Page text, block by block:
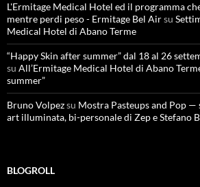
L'Ermitage Medical Hotel ed il programma
mentre perdi peso - Ermitage Bel Airsu
Medical Hotel di Abano Terme
“Happy Skin after summer” dal 18 al 26
su All’Ermitage Medical Hotel di Abano
summer”
Bruno Volpezsu Mostra Pasteups and Pop
art illuminata, bi-personale di Zep e Stefano
BLOGROLL